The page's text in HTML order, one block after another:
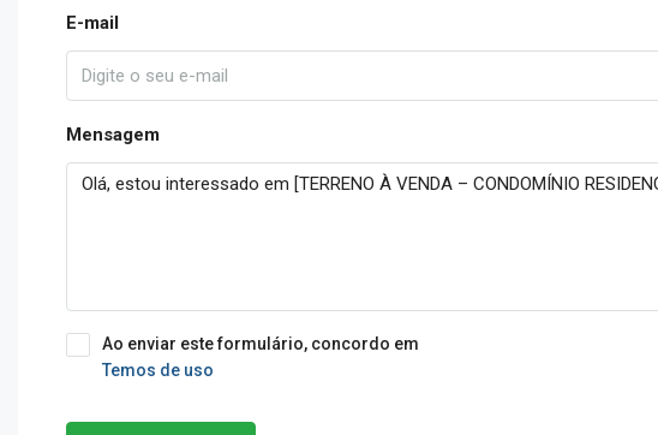
E-mail
Mensagem
Ao enviar este formulário, concordo em
Temos de uso